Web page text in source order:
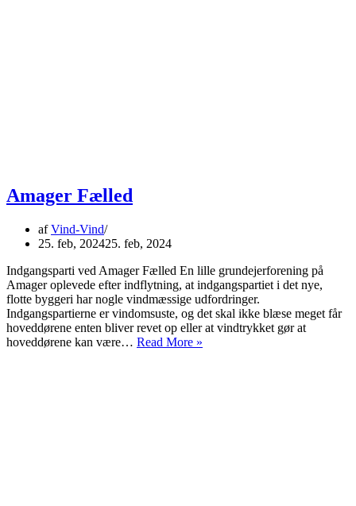
Amager Fælled
afVind-Vind
25. feb, 202425. feb, 2024
Indgangsparti ved Amager Fælled En lille grundejerforening på
Amager oplevede efter indflytning, at indgangspartiet i det nye,
flotte byggeri har nogle vindmæssige udfordringer.
Indgangspartierne er vindomsuste, og det skal ikke blæse meget får
hoveddørene enten bliver revet op eller at vindtrykket gør at
hoveddørene kan være… Read More »